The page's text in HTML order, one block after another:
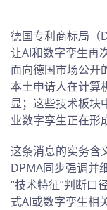
德国专利商标局（
让AI和数字孪生再
面向德国市场公开
本土申请人在计算
显；这些技术板块
业数字孪生正在形
这条消息的实务含
DPMA同步强调并
“技术特征”判断口
式AI或数字孪生相